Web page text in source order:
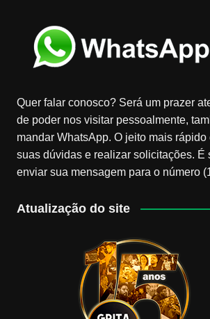
Quer falar conosco? Será um prazer
de poder nos visitar pessoalmente,
mandar WhatsApp. O jeito mais rápido
suas dúvidas e realizar solicitações. É
enviar sua mensagem para o número
Atualização do site